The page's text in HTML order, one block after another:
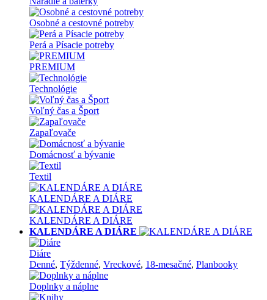
Osobné a cestovné potreby
Perá a Písacie potreby
PREMIUM
Technológie
Voľný čas a Šport
Zapaľovače
Domácnosť a bývanie
Textil
KALENDÁRE A DIÁRE
KALENDÁRE A DIÁRE
KALENDÁRE A DIÁRE
Diáre
Denné, Týždenné, Vreckové, 18-mesačné, Planbooky
Doplnky a náplne